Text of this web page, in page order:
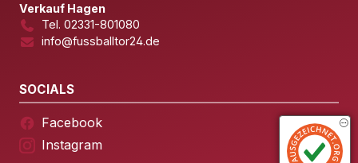
Verkauf Hagen
Tel. 02331-801080
info@fussballtor24.de
SOCIALS
Facebook
Instagram